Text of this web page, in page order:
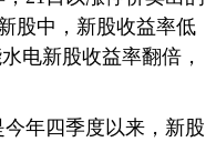
股中，新股收益率低
电新股收益率翻倍，
年四季度以来，新股